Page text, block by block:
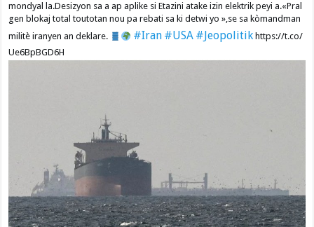
mondyal la.Desizyon sa a ap aplike si Etazini atake izin elektrik peyi a.​«Pral
gen blokaj total toutotan nou pa rebati sa ki detwi yo »,se sa kòmandman
militè iranyen an deklare.
#Iran #USA #Jeopolitikhttps://t.co/
Ue6BpBGD6H